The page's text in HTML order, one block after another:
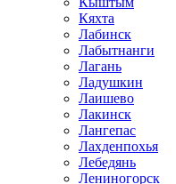
Кяхта
Лабинск
Лабытнанги
Лагань
Ладушкин
Лаишево
Лакинск
Лангепас
Лахденпохья
Лебедянь
Лениногорск